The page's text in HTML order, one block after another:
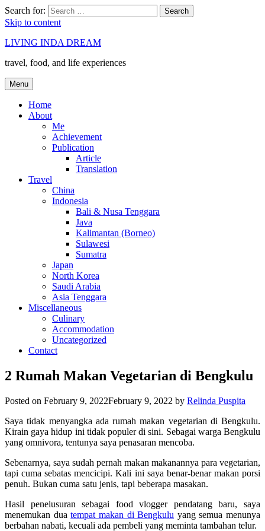
Search for: Search
Skip to content
LIVING INDA DREAM
travel, food, and life experiences
Menu
Home
About
Me
Achievement
Publication
Article
Translation
Travel
China
Indonesia
Bali & Nusa Tenggara
Java
Kalimantan (Borneo)
Sulawesi
Sumatra
Japan
North Korea
Saudi Arabia
Asia Tenggara
Miscellaneous
Culinary
Accommodation
Uncategorized
Contact
2 Rumah Makan Vegetarian di Bengkulu
Posted on February 9, 2022February 9, 2022 by Relinda Puspita
Saya tidak menyangka ada rumah makan vegetarian di Bengkulu.
Kirain gaya hidup ini tidak populer di sini. Sebagai warga Bengkulu
yang omnivora, tentunya saya penasaran mencoba.
Sebenarnya, saya sudah pernah makan makanannya para vegetarian,
tapi cuma sebatas mencicipi. Kali ini saya benar-benar makan porsi
penuh. Bukan cuma satu jenis, tapi beberapa masakan.
Hasil penelusuran sebagai food vlogger pendatang baru, saya
menemukan duatempat makan di Bengkulu yang semua menunya
berbahan nabati, kecuali ada pembeli yang meminta tambahan telur.